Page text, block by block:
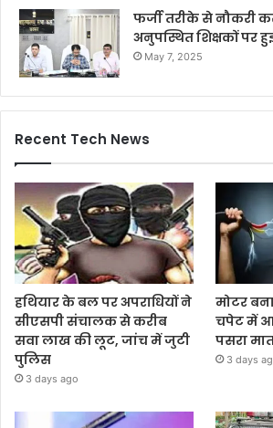
फर्जी तरीके से नौकरी
अनुपस्थित शिक्षकों पर
May 7, 2025
Recent Tech News
हथियार के बल पर अपराधियों ने
सीएसपी संचालक से करीब
सवा लाख की लूट, जांच में जुटी
पुलिस
3 days ago
मोटर
चपेट में
पसरा
3 days